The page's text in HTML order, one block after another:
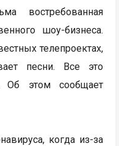
востребованная
шоу-бизнеса.
телепроектах,
песни. Все это
Об этом сообщает
когда из-за